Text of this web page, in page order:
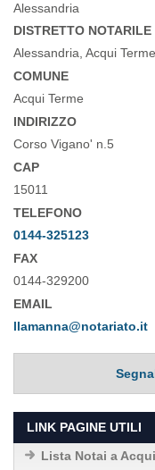
Alessandria
DISTRETTO NOTARILE
Alessandria, Acqui
COMUNE
Acqui Terme
INDIRIZZO
Corso Vigano' n.5
CAP
15011
TELEFONO
0144-325123
FAX
0144-329200
EMAIL
llamanna@notariato.it
LINK PAGINE UTILI
Lista Notai a